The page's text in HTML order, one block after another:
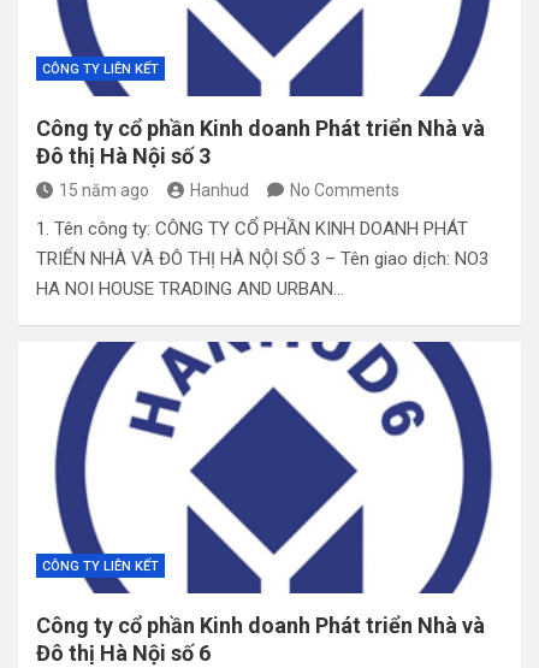
CÔNG TY LIÊN KẾT
Công ty cổ phần Kinh doanh Phát triển Nhà và
Đô thị Hà Nội số 3
15 năm ago Hanhud No Comments
1. Tên công ty: CÔNG TY CỔ PHẦN KINH DOANH PHÁT
TRIỂN NHÀ VÀ ĐÔ THỊ HÀ NỘI SỐ 3 – Tên giao dịch: NO3
HA NOI HOUSE TRADING AND URBAN…
CÔNG TY LIÊN KẾT
Công ty cổ phần Kinh doanh Phát triển Nhà và
Đô thị Hà Nội số 6